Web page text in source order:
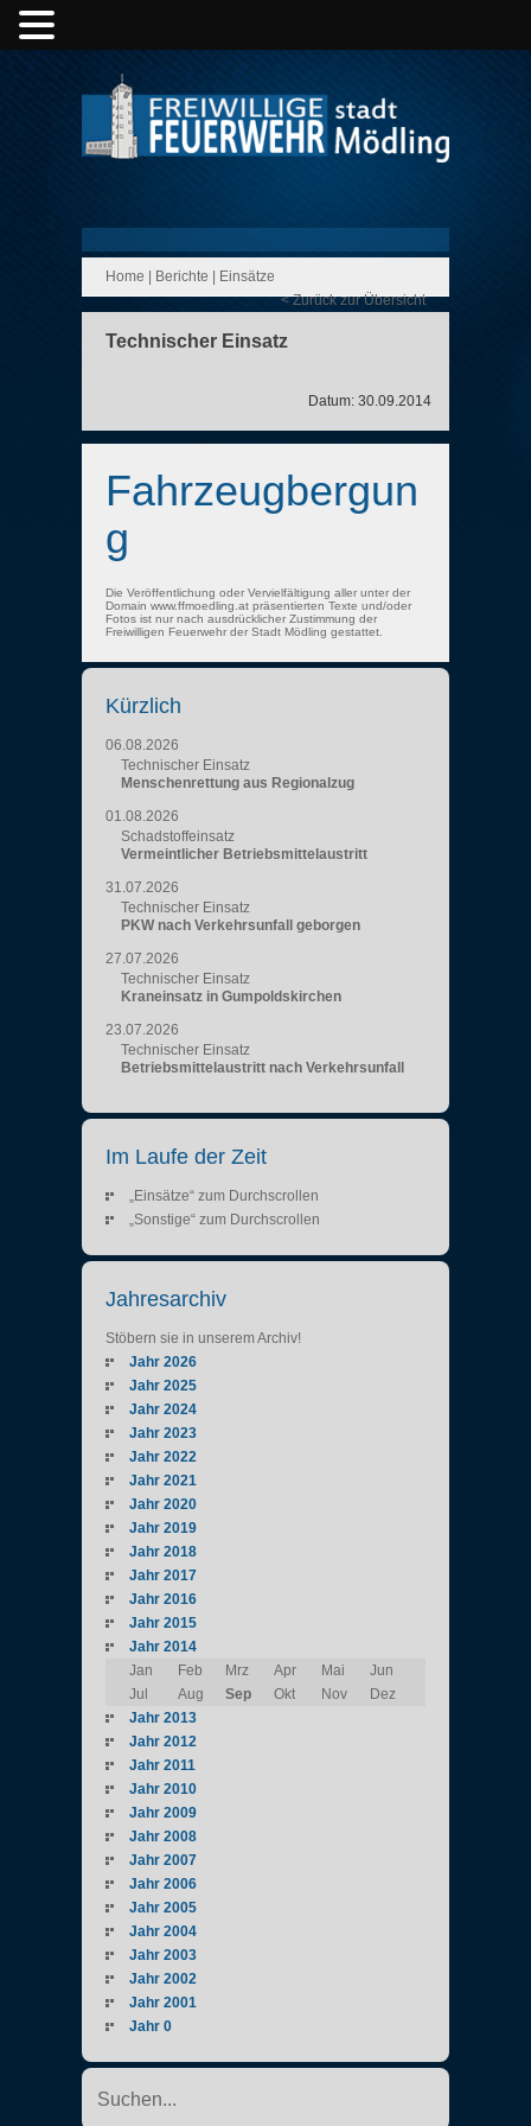
Home Berichte
Einsätze
< Zurück zur Übersicht
Technischer Einsatz
Datum: 30.09.2014
Fahrzeugbergun
g
Die Veröffentlichung oder Vervielfältigung aller unter der
Domain www.ffmoedling.at präsentierten Texte und/oder
Fotos ist nur nach ausdrücklicher Zustimmung der
Freiwilligen Feuerwehr der Stadt Mödling gestattet.
Kürzlich
06.08.2026
Technischer Einsatz
Menschenrettung aus Regionalzug
01.08.2026
Schadstoffeinsatz
Vermeintlicher Betriebsmittelaustritt
31.07.2026
Technischer Einsatz
PKW nach Verkehrsunfall geborgen
27.07.2026
Technischer Einsatz
Kraneinsatz in Gumpoldskirchen
23.07.2026
Technischer Einsatz
Betriebsmittelaustritt nach Verkehrsunfall
Im Laufe der Zeit
„Einsätze“ zum Durchscrollen
„Sonstige“ zum Durchscrollen
Jahresarchiv
Stöbern sie in unserem Archiv!
Jahr 2026
Jahr 2025
Jahr 2024
Jahr 2023
Jahr 2022
Jahr 2021
Jahr 2020
Jahr 2019
Jahr 2018
Jahr 2017
Jahr 2016
Jahr 2015
Jahr 2014
Jan
Feb Mrz Apr Mai
Jun
Jul
Aug Sep Okt Nov
Dez
Jahr 2013
Jahr 2012
Jahr 2011
Jahr 2010
Jahr 2009
Jahr 2008
Jahr 2007
Jahr 2006
Jahr 2005
Jahr 2004
Jahr 2003
Jahr 2002
Jahr 2001
Jahr 0